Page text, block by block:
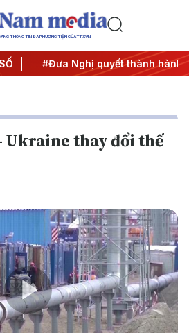
THÔNG TIN ĐA PHƯƠNG TIỆN CỦA TTXVN
#Đưa Nghị quyết thành hành
Ukraine thay đổi thế
Play